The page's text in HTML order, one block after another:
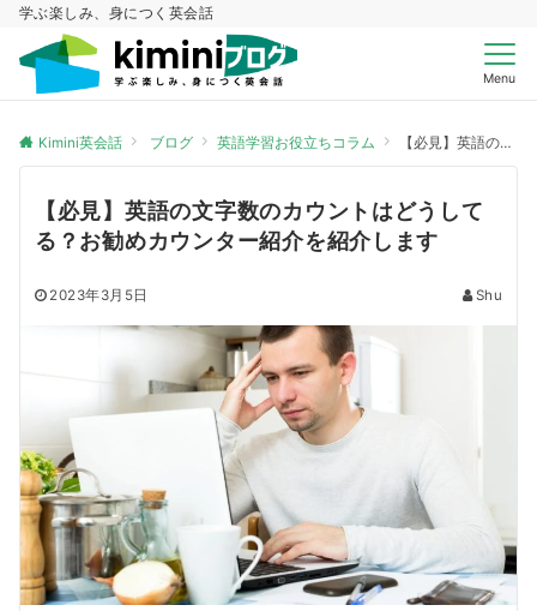
学ぶ楽しみ、身につく英会話
Menu
Kimini英会話 ブログ 英語学習お役立ちコラム 【必見】英語の文字数のカウントはどうしてる？お勧めカウンター紹介を紹介します
【必見】英語の文字数のカウントはどうして
る？お勧めカウンター紹介を紹介します
2023年3月5日 Shu